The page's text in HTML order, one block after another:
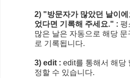
2) "방문자가 많았던 날이
었다면 기록해 주세요." : 평
많은 날은 자동으로 해당
로 기록됩니다.
3) edit :edit를 통해서 해당
정할 수 있습니다.